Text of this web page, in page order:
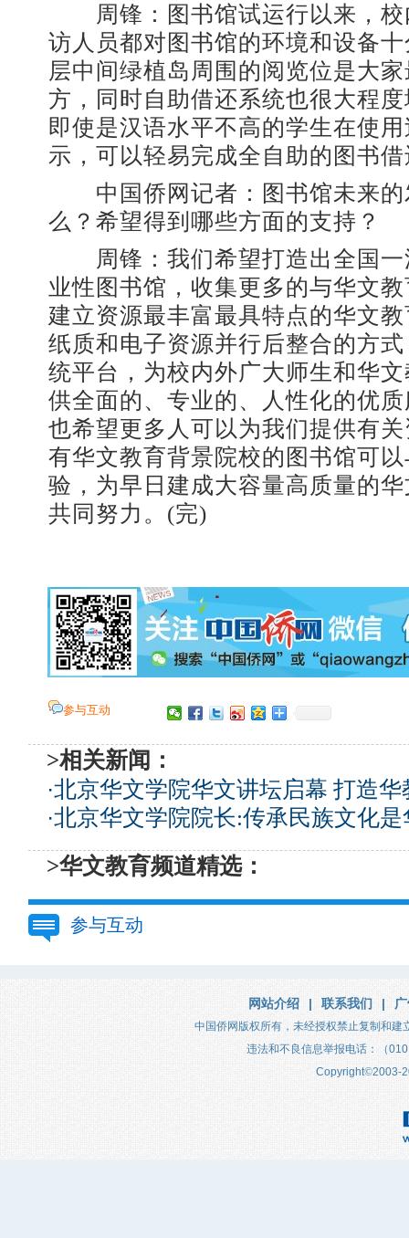
周锋：图书馆试运行以来，校
访人员都对图书馆的环境和设备
层中间绿植岛周围的阅览位是大
方，同时自助借还系统也很大程
即使是汉语水平不高的学生在使
示，可以轻易完成全自助的图书
中国侨网记者：图书馆未来的
么？希望得到哪些方面的支持？
周锋：我们希望打造出全国一
业性图书馆，收集更多的与华文
建立资源最丰富最具特点的华文
纸质和电子资源并行后整合的方
统平台，为校内外广大师生和华
供全面的、专业的、人性化的优
也希望更多人可以为我们提供有
有华文教育背景院校的图书馆可
验，为早日建成大容量高质量的
共同努力。(完)
参与互动
>相关新闻：
·北京华文学院华文讲坛启幕 打造
·北京华文学院院长:传承民族文化
>华文教育频道精选：
参与互动
网站介绍 | 联系我们 |
中国侨网版权所有，未经授权禁止复制和建
违法和不良信息举报电话：（
Copyright©2003-